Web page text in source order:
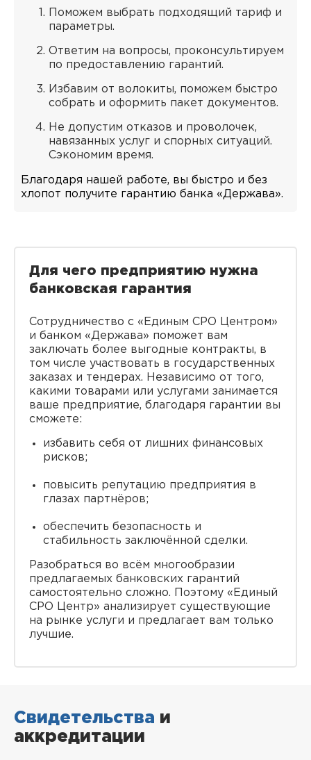
Поможем выбрать подходящий тариф и
параметры.
Ответим на вопросы, проконсультируем
по предоставлению гарантий.
Избавим от волокиты, поможем быстро
собрать и оформить пакет документов.
Не допустим отказов и проволочек,
навязанных услуг и спорных ситуаций.
Сэкономим время.
Благодаря нашей работе, вы быстро и без
хлопот получите гарантию банка «Держава».
Для чего предприятию нужна
банковская гарантия
Сотрудничество с «Единым СРО Центром»
и банком «Держава» поможет вам
заключать более выгодные контракты, в
том числе участвовать в государственных
заказах и тендерах. Независимо от того,
какими товарами или услугами занимается
ваше предприятие, благодаря гарантии вы
сможете:
избавить себя от лишних финансовых
рисков;
повысить репутацию предприятия в
глазах партнёров;
обеспечить безопасность и
стабильность заключённой сделки.
Разобраться во всём многообразии
предлагаемых банковских гарантий
самостоятельно сложно. Поэтому «Единый
СРО Центр» анализирует существующие
на рынке услуги и предлагает вам только
лучшие.
Свидетельства и
аккредитации